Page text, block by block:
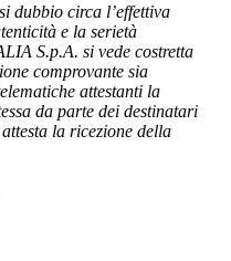
dubbio circa l’effettiva
e la serietà
S.p.A. si vede costretta
comprovante sia
attestanti la
da parte dei destinatari
la ricezione della